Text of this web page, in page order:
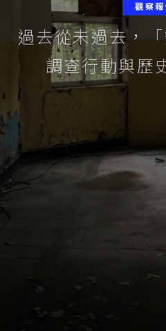
觀察報
過去從未過去，
調查行動與歷